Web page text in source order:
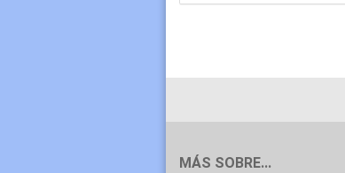
MÁS SOBRE...